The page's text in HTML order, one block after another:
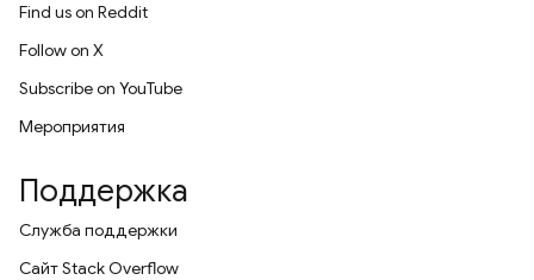
Find us on Reddit
Follow on X
Subscribe on YouTube
Мероприятия
Поддержка
Служба поддержки
Сайт Stack Overflow